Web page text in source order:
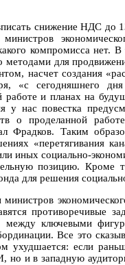
снижение НДС до
компромисса нет.
методами для
насчет создания
«с сегодняшнего
и планах на
у нас повестка
о проделанной
Фрадков. Таким
«перетягивания
иных социально-
позицию. Кроме
для решения
противоречивые
ключевыми
Все это
если
но и в западную